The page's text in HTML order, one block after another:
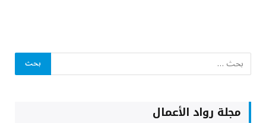
مجلة رواد الأعمال